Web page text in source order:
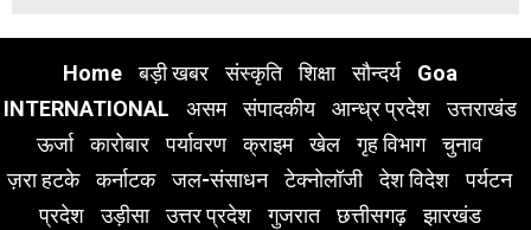
Home बड़ी खबर संस्कृति शिक्षा सौन्दर्य
Goa
INTERNATIONAL
असम संपादकीय आन्ध्र प्रदेश
उत्तराखंड
ऊर्जा
कारोबार पर्यावरण क्राइम खेल गृह विभाग
चुनाव
ज़रा हटके
कर्नाटक जल-संसाधन टेक्नोलॉजी देश विदेश
पर्यटन
प्रदेश
उड़ीसा उत्तर प्रदेश गुजरात छत्तीसगढ़
झारखंड